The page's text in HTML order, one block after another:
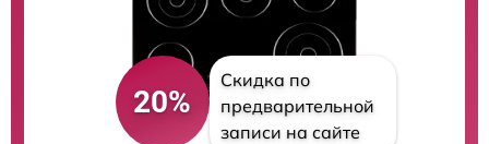
20%
Скидка по
предварительной
записи на сайте